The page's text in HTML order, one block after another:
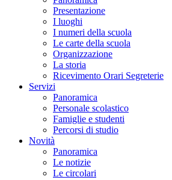
Presentazione
I luoghi
I numeri della scuola
Le carte della scuola
Organizzazione
La storia
Ricevimento Orari Segreterie
Servizi
Panoramica
Personale scolastico
Famiglie e studenti
Percorsi di studio
Novità
Panoramica
Le notizie
Le circolari